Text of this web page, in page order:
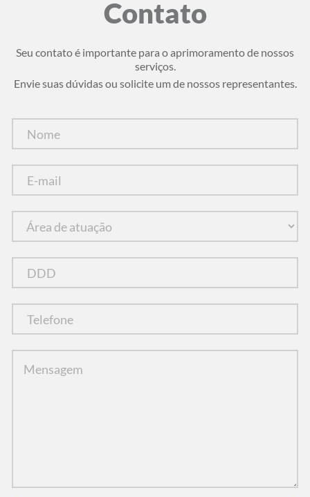
Contato
Seu contato é importante para o aprimoramento de nossos
serviços.
Envie suas dúvidas ou solicite um de nossos representantes.